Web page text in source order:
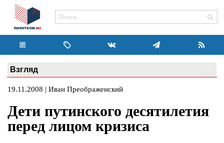
Взгляд
19.11.2008 | Иван Преображенский
Дети путинского десятилетия
перед лицом кризиса